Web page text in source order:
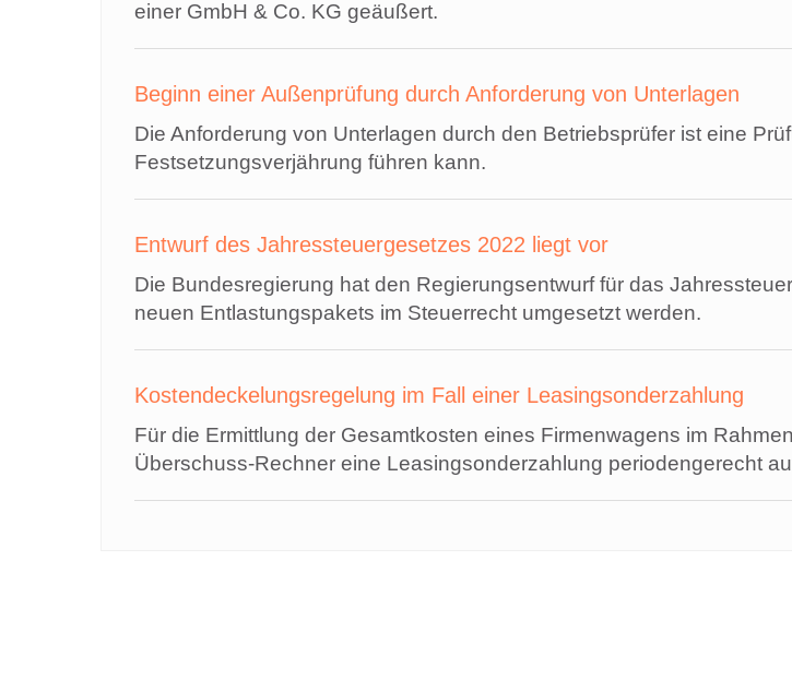
einer GmbH & Co. KG geäußert.
Beginn einer Außenprüfung durch Anforderung von Unterlagen
Die Anforderung von Unterlagen durch den Betriebsprüfer ist eine
Festsetzungsverjährung führen kann.
Entwurf des Jahressteuergesetzes 2022 liegt vor
Die Bundesregierung hat den Regierungsentwurf für das
neuen Entlastungspakets im Steuerrecht umgesetzt werden.
Kostendeckelungsregelung im Fall einer Leasingsonderzahlung
Für die Ermittlung der Gesamtkosten eines Firmenwagens im
Überschuss-Rechner eine Leasingsonderzahlung periodengerecht